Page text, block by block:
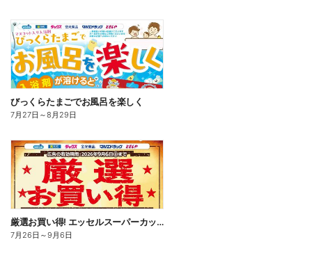
びっくらたまごでお風呂を楽しく
7月27日 ～8月29日
厳選お買い得! エッセルスーパーカップ
7月26日 ～9月6日